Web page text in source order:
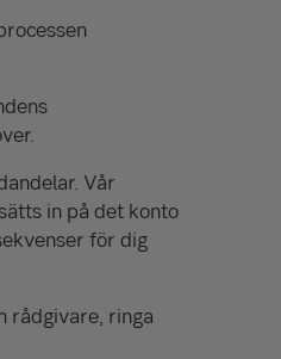
Vår
in på det konto
för dig
rådgivare, ringa